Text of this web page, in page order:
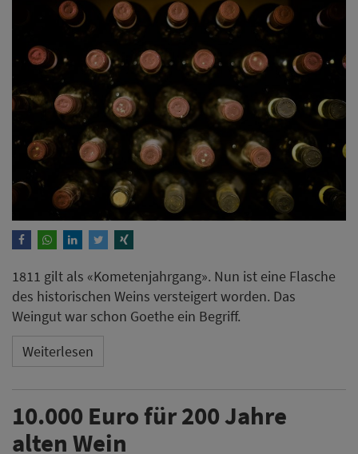
1811 gilt als «Kometenjahrgang». Nun ist eine Flasche
des historischen Weins versteigert worden. Das
Weingut war schon Goethe ein Begriff.
Weiterlesen
10.000 Euro für 200 Jahre
alten Wein